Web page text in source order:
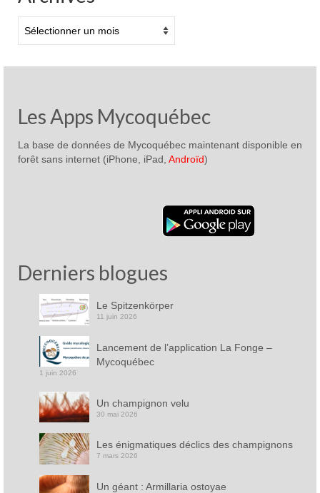
Les Apps Mycoquébec
La base de données de Mycoquébec maintenant disponible en
forêt sans internet (iPhone, iPad, Androïd)
Derniers blogues
Le Spitzenkörper
11 juin 2026
Lancement de l’application La Fonge –
Mycoquébec
1 juin 2026
Un champignon velu
30 mai 2026
Les énigmatiques déclics des champignons
7 mars 2026
Un géant : Armillaria ostoyae